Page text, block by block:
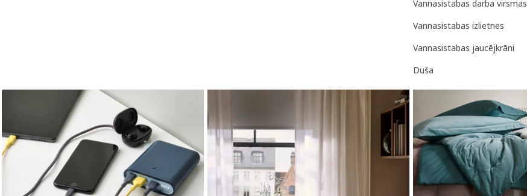
Vannasistabas darba virsmas
Vannasistabas izlietnes
Vannasistabas jaucējkrāni
Duša